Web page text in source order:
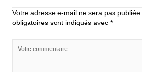
Votre adresse e-mail ne sera pas publiée.
obligatoires sont indiqués avec*